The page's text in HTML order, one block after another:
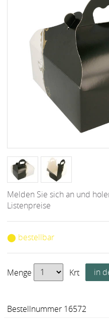
Melden Sie sich an und
Listenpreise
⬤ bestellbar
Menge Krt
Bestellnummer 16572